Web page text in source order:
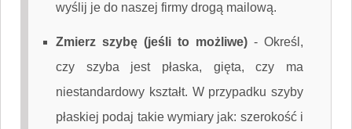
wyślij je do naszej firmy drogą mailową.
Zmierz szybę (jeśli to możliwe) - Określ,
czy szyba jest płaska, gięta, czy ma
niestandardowy kształt. W przypadku szyby
płaskiej podaj takie wymiary jak: szerokość i